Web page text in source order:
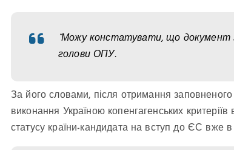
“Можу констатувати, що документ з
голови ОПУ.
За його словами, після отримання
виконання Україною копенгагенських
статусу країни-кандидата на вступ до ЄС вже